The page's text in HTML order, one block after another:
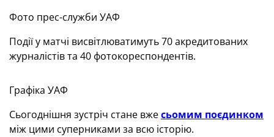
Фото прес-служби УАФ
Події у матчі висвітлюватимуть 70 акредитованих
журналістів та 40 фотокореспондентів.
Графіка УАФ
Сьогоднішня зустріч стане вжесьомим поєдинком
між цими суперниками за всю історію.